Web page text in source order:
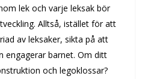
lek och varje leksak bör
Alltså, istället för att
av leksaker, sikta på att
engagerar barnet. Om ditt
och legoklossar?